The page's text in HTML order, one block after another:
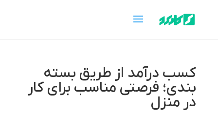
کسب درآمد از طریق بسته
بندی؛ فرصتی مناسب برای کار
در منزل